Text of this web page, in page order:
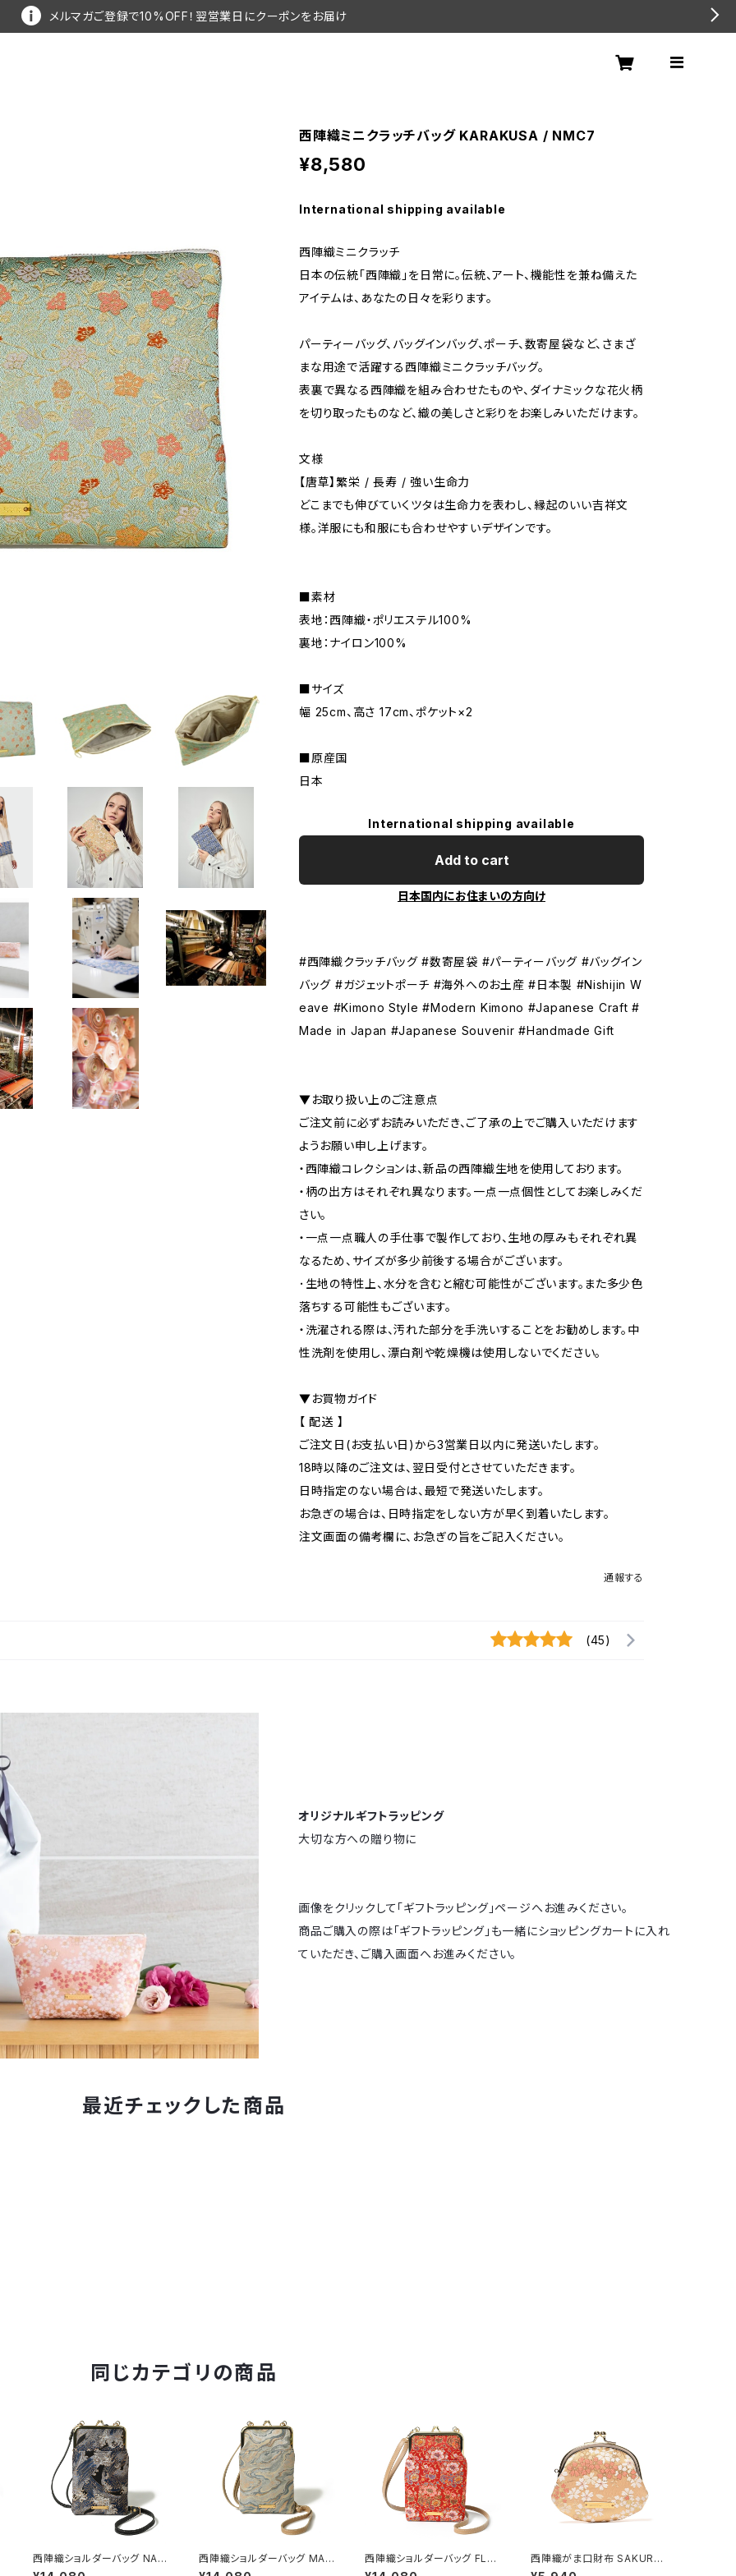
メルマガご登録で10%OFF！翌営業日にクーポンをお届け
西陣織ミニクラッチバッグ KARAKUSA / NMC7
¥8,580
International shipping available
西陣織ミニクラッチ
日本の伝統「西陣織」を日常に。伝統、アート、機能性を兼ね備えた
アイテムは、あなたの日々を彩ります。
パーティーバッグ、バッグインバッグ、ポーチ、数寄屋袋など、さまざ
まな用途で活躍する西陣織ミニクラッチバッグ。
表裏で異なる西陣織を組み合わせたものや、ダイナミックな花火柄
を切り取ったものなど、織の美しさと彩りをお楽しみいただけます。
文様
【唐草】繁栄 / ⻑寿 / 強い生命力
どこまでも伸びていくツタは生命力を表わし、縁起のいい吉祥文
様。洋服にも和服にも合わせやすいデザインです。
■素材
表地：西陣織・ポリエステル100%
裏地：ナイロン100%
■サイズ
幅 25cm、高さ 17cm、ポケット×2
■原産国
日本
International shipping available
Add to cart
日本国内にお住まいの方向け
#西陣織クラッチバッグ #数寄屋袋 #パーティーバッグ #バッグイン
バッグ #ガジェットポーチ #海外へのお土産 #日本製 #Nishijin W
eave #Kimono Style #Modern Kimono #Japanese Craft #
Made in Japan #Japanese Souvenir #Handmade Gift
▼お取り扱い上のご注意点
ご注文前に必ずお読みいただき、ご了承の上でご購入いただけます
ようお願い申し上げます。
・西陣織コレクションは、新品の西陣織生地を使用しております。
・柄の出方はそれぞれ異なります。一点一点個性としてお楽しみくだ
さい。
・​​​​​​一点一点職人の手仕事で製作しており、生地の厚みもそれぞれ異
なるため、サイズが多少前後する場合がございます。
･生地の特性上、水分を含むと縮む可能性がございます。また多少色
落ちする可能性もございます。
・洗濯される際は、汚れた部分を手洗いすることをお勧めします。中
性洗剤を使用し、漂白剤や乾燥機は使用しないでください。
▼お買物ガイド
【 配送 】
ご注文日(お支払い日)から3営業日以内に発送いたします。
18時以降のご注文は、翌日受付とさせていただきます。
日時指定のない場合は、最短で発送いたします。
お急ぎの場合は、日時指定をしない方が早く到着いたします。
注文画面の備考欄に、お急ぎの旨をご記入ください。
通報する
(45)
オリジナルギフトラッピング
大切な方への贈り物に
画像をクリックして「ギフトラッピング」ページへお進みください。
商品ご購入の際は「ギフトラッピング」も一緒にショッピングカートに入れ
ていただき、ご購入画面へお進みください。
最近チェックした商品
同じカテゴリの商品
西陣織ショルダーバッグ NAM
I / NSS3
西陣織ショルダーバッグ MAR
BLE / NSS5
西陣織ショルダーバッグ FLO
RAL / NSS6
西陣織がま口財布 SAKURA
/ NWG3